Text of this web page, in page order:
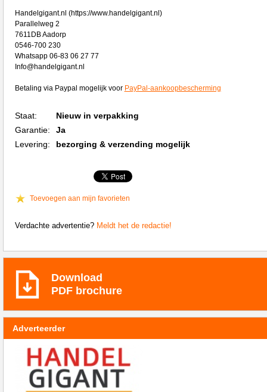
Handelgigant.nl (https://www.handelgigant.nl)
Parallelweg 2
7611DB Aadorp
0546-700 230
Whatsapp 06-83 06 27 77
Info@handelgigant.nl
Betaling via Paypal mogelijk voor PayPal-aankoopbescherming
Staat:
Nieuw in verpakking
Garantie:
Ja
Levering:
bezorging & verzending mogelijk
Toevoegen aan mijn favorieten
Verdachte advertentie? Meldt het de redactie!
Download
PDF brochure
Adverteerder